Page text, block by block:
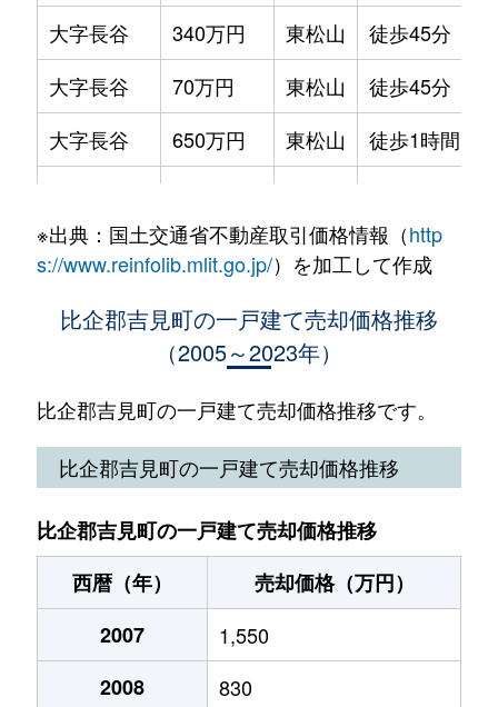
大字長谷
340万円 東松山
徒歩45分
大字長谷
70万円 東松山
徒歩45分
大字長谷
650万円 東松山
徒歩1時間15
東野
2,400万円 鴻巣
徒歩1時間15
470万円 東松山
大字和名
300万円 東松山 徒歩1時間15
※出典：国土交通省不動産取引価格情報（http
s://www.reinfolib.mlit.go.jp/）を加工して作成
比企郡吉見町の一戸建て売却価格推移
（2005～2023年）
比企郡吉見町の一戸建て売却価格推移です。
比企郡吉見町の一戸建て売却価格推移
比企郡吉見町の一戸建て売却価格推移
西暦（年）
売却価格（万円）
2007
1,550
2008
830